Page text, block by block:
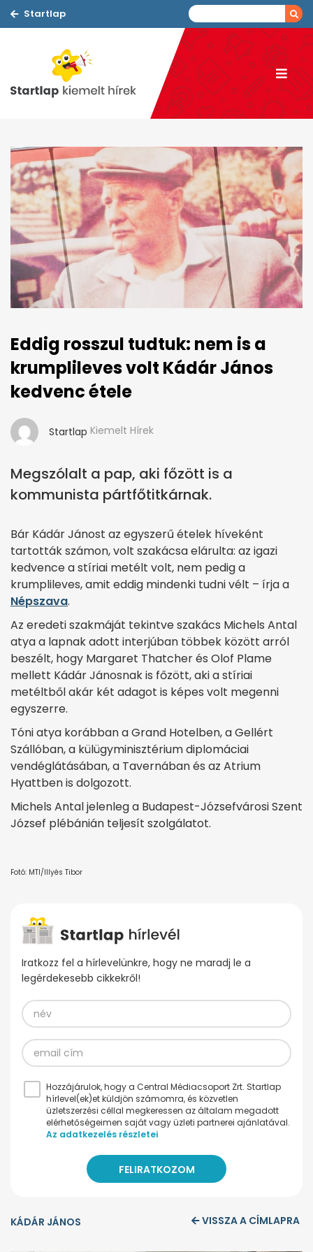
Startlap
Eddig rosszul tudtuk: nem is a
krumplileves volt Kádár János
kedvenc étele
Startlap Kiemelt Hírek
Megszólalt a pap, aki főzött is a
kommunista pártfőtitkárnak.
Bár Kádár Jánost az egyszerű ételek híveként
tartották számon, volt szakácsa elárulta: az igazi
kedvence a stíriai metélt volt, nem pedig a
krumplileves, amit eddig mindenki tudni vélt – írja a
Népszava.
Az eredeti szakmáját tekintve szakács Michels Antal
atya a lapnak adott interjúban többek között arról
beszélt, hogy Margaret Thatcher és Olof Plame
mellett Kádár Jánosnak is főzött, aki a stíriai
metéltből akár két adagot is képes volt megenni
egyszerre.
Tóni atya korábban a Grand Hotelben, a Gellért
Szállóban, a külügyminisztérium diplomáciai
vendéglátásában, a Tavernában és az Atrium
Hyattben is dolgozott.
Michels Antal jelenleg a Budapest-Józsefvárosi Szent
József plébánián teljesít szolgálatot.
Fotó: MTI/Illyés Tibor
Iratkozz fel a hírlevelünkre, hogy ne maradj le a
legérdekesebb cikkekről!
Hozzájárulok, hogy a Central Médiacsoport Zrt. Startlap
hírlevel(ek)et küldjön számomra, és közvetlen
üzletszerzési céllal megkeressen az általam megadott
elérhetőségeimen saját vagy üzleti partnerei ajánlatával.
Az adatkezelés részletei
KÁDÁR JÁNOS VISSZA A CÍMLAPRA